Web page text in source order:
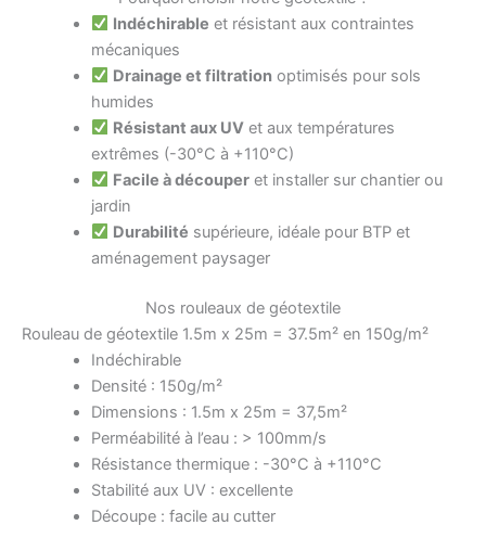
Indéchirable et résistant aux contraintes
mécaniques
Drainage et filtration optimisés pour sols
humides
Résistant aux UV et aux températures
extrêmes (-30°C à +110°C)
Facile à découper et installer sur chantier ou
jardin
Durabilité supérieure, idéale pour BTP et
aménagement paysager
Nos rouleaux de géotextile
Rouleau de géotextile 1.5m x 25m = 37.5m² en 150g/m²
Indéchirable
Densité : 150g/m²
Dimensions : 1.5m x 25m = 37,5m²
Perméabilité à l’eau : > 100mm/s
Résistance thermique : -30°C à +110°C
Stabilité aux UV : excellente
Découpe : facile au cutter